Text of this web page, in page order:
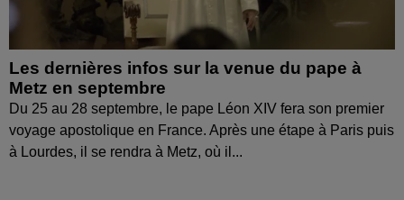
Les dernières infos sur la venue du pape à
Metz en septembre
Du 25 au 28 septembre, le pape Léon XIV fera son premier
voyage apostolique en France. Après une étape à Paris puis
à Lourdes, il se rendra à Metz, où il...